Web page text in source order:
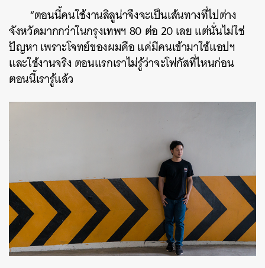
“ตอนนี้คนใช้งานลิลูน่าจึงจะเป็นเส้นทางที่ไปต่าง
จังหวัดมากกว่าในกรุงเทพฯ 80 ต่อ 20 เลย แต่นั่นไม่ใช่
ปัญหา เพราะโจทย์ของผมคือ แค่มีคนเข้ามาใช้แอปฯ
และใช้งานจริง ตอนแรกเราไม่รู้ว่าจะโฟกัสที่ไหนก่อน
ตอนนี้เรารู้แล้ว